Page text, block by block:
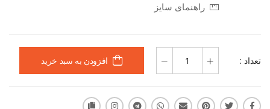
راهنمای سایز
تعداد : افزودن به سبد خرید